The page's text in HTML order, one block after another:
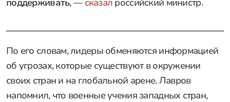
По его словам, лидеры обменяются информацией
об угрозах, которые существуют в окружении
своих стран и на глобальной арене. Лавров
напомнил, что военные учения западных стран,